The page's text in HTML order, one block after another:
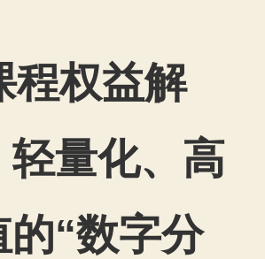
程权益解
轻量化、高
的“数字分